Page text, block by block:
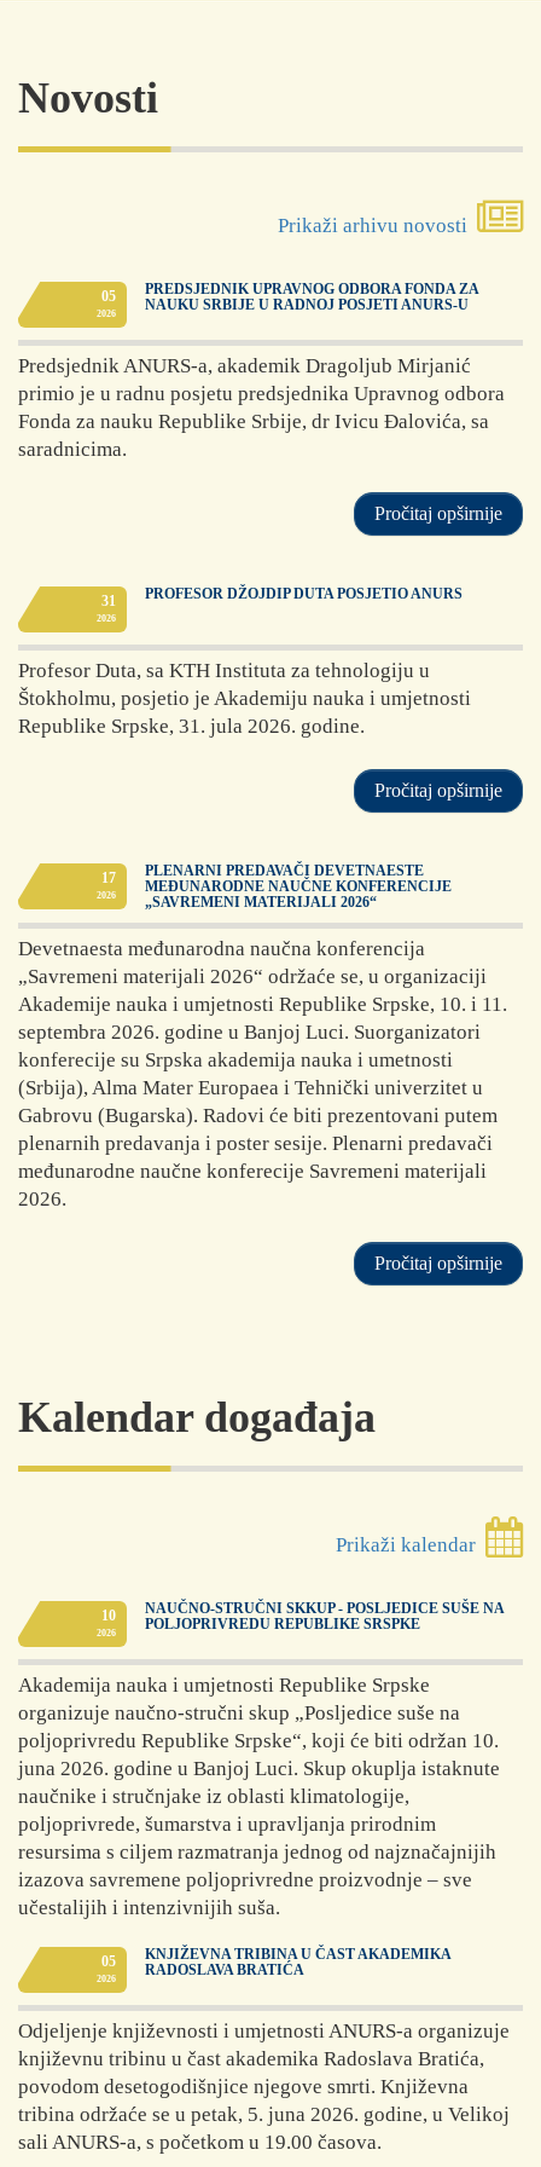
umjetnosti
Republike
Srpske
osnovana je 1996.
godine kao najviša
naučna, umjetnička,
radna i
reprezentativna
ustanova u Republici
sa zadatkom da
djelatnost. Te
zadatke i ciljeve
ostvaruju njeni
dopisni i inostrani).
Pročitaj opširnije
Novosti
Prikaži arhivu novosti
05
2026
PREDSJEDNIK UPRAVNOG ODBORA FONDA ZA
NAUKU SRBIJE U RADNOJ POSJETI ANURS-U
Predsjednik ANURS-a, akademik Dragoljub Mirjanić
primio je u radnu posjetu predsjednika Upravnog odbora
Fonda za nauku Republike Srbije, dr Ivicu Đalovića, sa
saradnicima.
Pročitaj opširnije
31
2026
PROFESOR DŽOJDIP DUTA POSJETIO ANURS
Profesor Duta, sa KTH Instituta za tehnologiju u
Štokholmu, posjetio je Akademiju nauka i umjetnosti
Republike Srpske, 31. jula 2026. godine.
Pročitaj opširnije
17
2026
PLENARNI PREDAVAČI DEVETNAESTE
MEĐUNARODNE NAUČNE KONFERENCIJE
„SAVREMENI MATERIJALI 2026“
Devetnaesta međunarodna naučna konferencija
„Savremeni materijali 2026“ održaće se, u organizaciji
Akademije nauka i umjetnosti Republike Srpske, 10. i 11.
septembra 2026. godine u Banjoj Luci. Suorganizatori
konferecije su Srpska akademija nauka i umetnosti
(Srbija), Alma Mater Europaea i Tehnički univerzitet u
Gabrovu (Bugarska). Radovi će biti prezentovani putem
plenarnih predavanja i poster sesije. Plenarni predavači
međunarodne naučne konferecije Savremeni materijali
2026.
Pročitaj opširnije
Kalendar događaja
Prikaži kalendar
10
2026
NAUČNO-STRUČNI SKKUP - POSLJEDICE SUŠE NA
POLJOPRIVREDU REPUBLIKE SRSPKE
Akademija nauka i umjetnosti Republike Srpske
organizuje naučno-stručni skup „Posljedice suše na
poljoprivredu Republike Srpske“, koji će biti održan 10.
juna 2026. godine u Banjoj Luci. Skup okuplja istaknute
naučnike i stručnjake iz oblasti klimatologije,
poljoprivrede, šumarstva i upravljanja prirodnim
resursima s ciljem razmatranja jednog od najznačajnijih
izazova savremene poljoprivredne proizvodnje – sve
učestalijih i intenzivnijih suša.
05
2026
KNJIŽEVNA TRIBINA U ČAST AKADEMIKA
RADOSLAVA BRATIĆA
Odjeljenje književnosti i umjetnosti ANURS-a organizuje
književnu tribinu u čast akademika Radoslava Bratića,
povodom desetogodišnjice njegove smrti. Književna
tribina održaće se u petak, 5. juna 2026. godine, u Velikoj
sali ANURS-a, s početkom u 19.00 časova.